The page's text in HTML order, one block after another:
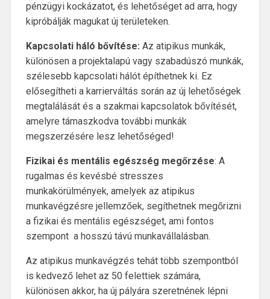
pénzügyi kockázatot, és lehetőséget ad arra, hogy
kipróbálják magukat új területeken.
Kapcsolati háló bővítése: Az atipikus munkák,
különösen a projektalapú vagy szabadúszó munkák,
szélesebb kapcsolati hálót építhetnek ki. Ez
elősegítheti a karrierváltás során az új lehetőségek
megtalálását és a szakmai kapcsolatok bővítését,
amelyre támaszkodva további munkák
megszerzésére lesz lehetőséged!
Fizikai és mentális egészség megőrzése: A
rugalmas és kevésbé stresszes
munkakörülmények, amelyek az atipikus
munkavégzésre jellemzőek, segíthetnek megőrizni
a fizikai és mentális egészséget, ami fontos
szempont a hosszú távú munkavállalásban.
Az atipikus munkavégzés tehát több szempontból
is kedvező lehet az 50 felettiek számára,
különösen akkor, ha új pályára szeretnének lépni